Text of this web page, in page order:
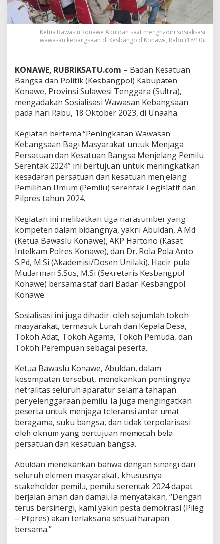
a
s
a
n
K
a
n
g
s
a
a
K
e
t
u
a
B
a
w
s
l
u
I
n
g
a
k
A
S
N
J
a
a
N
t
r
a
l
i
a
Ketua Bawaslu Konawe Abuldan saat menghadiri sosialisasi
wawasan kebangsaan di Kesbangpol Konawe, Rabu (18/10).
KONAWE, RUBRIKSATU.com – Badan Kesatuan
Bangsa dan Politik (Kesbangpol) Kabupaten
Konawe, Provinsi Sulawesi Tenggara (Sultra),
mengadakan Sosialisasi Wawasan Kebangsaan
pada hari Rabu, 18 Oktober 2023, di Unaaha.
Kegiatan bertema “Peningkatan Wawasan
Kebangsaan Bagi Masyarakat untuk Menjaga
Persatuan dan Kesatuan Bangsa Menjelang Pemilu
Serentak 2024” ini bertujuan untuk meningkatkan
kesadaran persatuan dan kesatuan menjelang
Pemilihan Umum (Pemilu) serentak Legislatif dan
Pilpres tahun 2024.
Kegiatan ini melibatkan tiga narasumber yang
kompeten dalam bidangnya, yakni Abuldan, A.Md
(Ketua Bawaslu Konawe), AKP Hartono (Kasat
Intelkam Polres Konawe), dan Dr. Rola Pola Anto
S.Pd, M.Si (Akademisi/Dosen Unilaki). Hadir pula
Mudarman S.Sos, M.Si (Sekretaris Kesbangpol
Konawe) bersama staf dari Badan Kesbangpol
Konawe.
Sosialisasi ini juga dihadiri oleh sejumlah tokoh
masyarakat, termasuk Lurah dan Kepala Desa,
Tokoh Adat, Tokoh Agama, Tokoh Pemuda, dan
Tokoh Perempuan sebagai peserta.
Ketua Bawaslu Konawe, Abuldan, dalam
kesempatan tersebut, menekankan pentingnya
netralitas seluruh aparatur selama tahapan
penyelenggaraan pemilu. Ia juga mengingatkan
peserta untuk menjaga toleransi antar umat
beragama, suku bangsa, dan tidak terpolarisasi
oleh oknum yang bertujuan memecah bela
persatuan dan kesatuan bangsa.
Abuldan menekankan bahwa dengan sinergi dari
seluruh elemen masyarakat, khususnya
stakeholder pemilu, pemilu serentak 2024 dapat
berjalan aman dan damai. Ia menyatakan, “Dengan
terus bersinergi, kami yakin pesta demokrasi (Pileg
– Pilpres) akan terlaksana sesuai harapan
bersama.”